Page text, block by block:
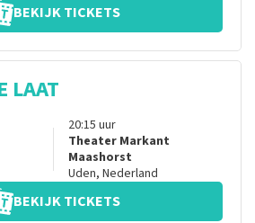
BEKIJK TICKETS
LAAT
20:15 uur
Theater Markant
Maashorst
Uden, Nederland
BEKIJK TICKETS